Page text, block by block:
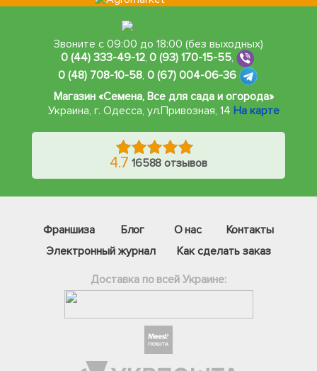
Звоните с 09:00 до 18:00 (без выходных)
0 (44) 333-49-12,0 (93) 170-15-55,
0 (48) 708-10-58, 0 (67) 004-06-36
Магазин «Семена, Все для сада и огорода»
Украина, г. Одесса, ул.Привозная, 14 На карте
4.7 16588 отзывов
Франшиза Блог О нас
Контакты
Электронный журнал
Как сделать заказ
Доставка по всей Украине: